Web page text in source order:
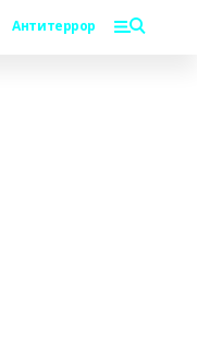
Антитеррор